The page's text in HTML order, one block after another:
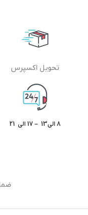
تحویل اکسپرس
8 الی13 – 17 الی 21